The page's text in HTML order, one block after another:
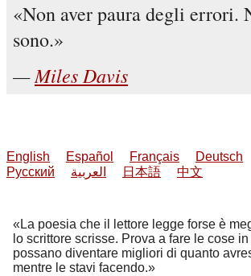
Non aver paura degli errori.
sono.
Miles Davis
English Español Français Deutsch
Русский
العربية 日本語 中文
La poesia che il lettore legge forse è
lo scrittore scrisse. Prova a fare le cose
possano diventare migliori di quanto
mentre le stavi facendo.